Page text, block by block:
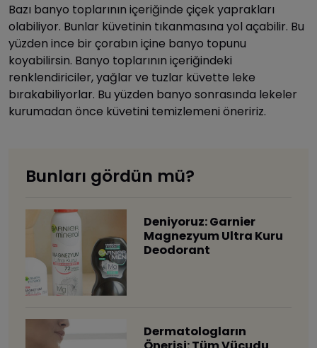
Bazı banyo toplarının içeriğinde çiçek yaprakları
olabiliyor. Bunlar küvetinin tıkanmasına yol açabilir. Bu
yüzden ince bir çorabın içine banyo topunu
koyabilirsin. Banyo toplarının içeriğindeki
renklendiriciler, yağlar ve tuzlar küvette leke
bırakabiliyorlar. Bu yüzden banyo sonrasında lekeler
kurumadan önce küvetini temizlemeni öneririz.
Bunları gördün mü?
Deniyoruz: Garnier
Magnezyum Ultra Kuru
Deodorant
Dermatologların